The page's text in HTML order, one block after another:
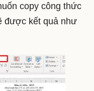
copy công thức
được kết quả như